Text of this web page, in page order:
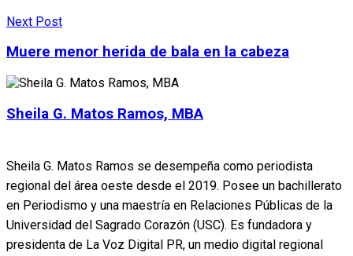
Next Post
Muere menor herida de bala en la cabeza
Sheila G. Matos Ramos, MBA
Sheila G. Matos Ramos se desempeña como periodista
regional del área oeste desde el 2019. Posee un bachillerato
en Periodismo y una maestría en Relaciones Públicas de la
Universidad del Sagrado Corazón (USC). Es fundadora y
presidenta de La Voz Digital PR, un medio digital regional